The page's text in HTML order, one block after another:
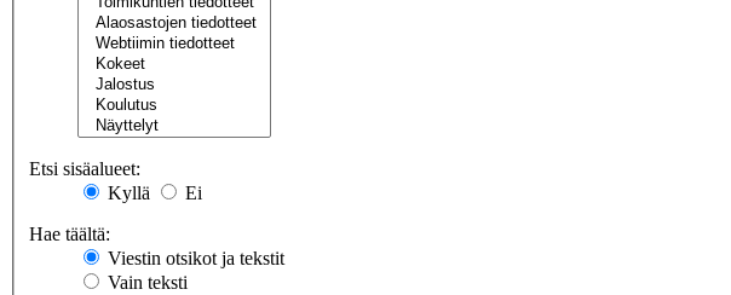
Etsi sisäalueet:
Kyllä
Ei
Hae täältä:
Viestin otsikot ja tekstit
Vain teksti